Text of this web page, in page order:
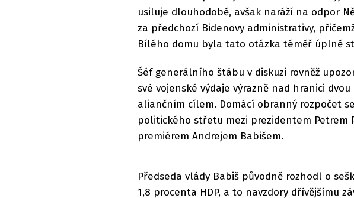
usiluje dlouhodobě, avšak naráží na odpor
za předchozí Bidenovy administrativy,
Bílého domu byla tato otázka téměř úplně
Šéf generálního štábu v diskuzi rovněž
své vojenské výdaje výrazně nad hranici
aliančním cílem. Domácí obranný rozpočet
politického střetu mezi prezidentem Petrem
premiérem Andrejem Babišem.
Předseda vlády Babiš původně rozhodl o
1,8 procenta HDP, a to navzdory dřívějšímu